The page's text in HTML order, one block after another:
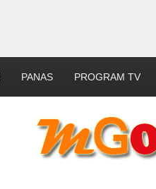
PANAS PROGRAM TV